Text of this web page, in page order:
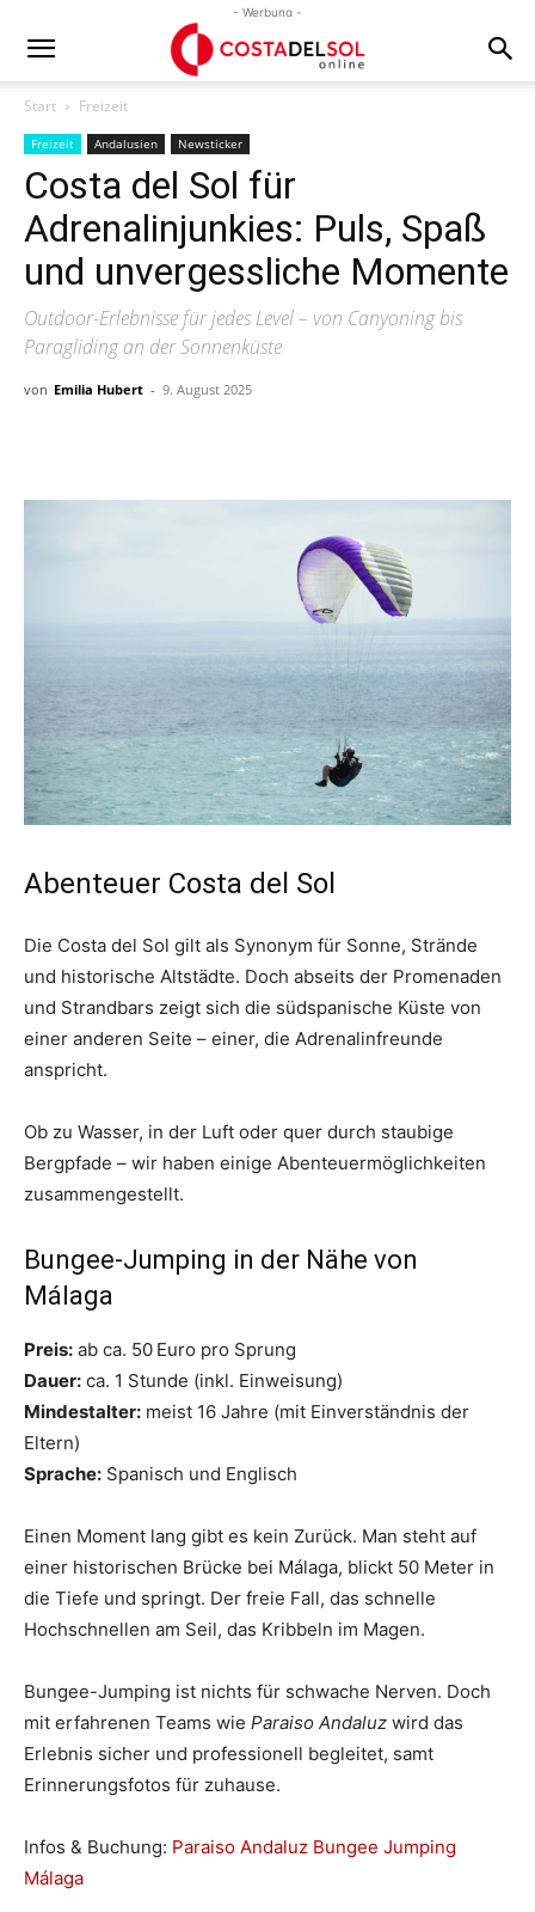
- Werbung -
Start Freizeit
Freizeit Andalusien Newsticker
Costa del Sol für
Adrenalinjunkies: Puls, Spaß
und unvergessliche Momente
Outdoor-Erlebnisse für jedes Level – von Canyoning bis
Paragliding an der Sonnenküste
von Emilia Hubert - 9. August 2025
Abenteuer Costa del Sol
Die Costa del Sol gilt als Synonym für Sonne, Strände
und historische Altstädte. Doch abseits der Promenaden
und Strandbars zeigt sich die südspanische Küste von
einer anderen Seite – einer, die Adrenalinfreunde
anspricht.
Ob zu Wasser, in der Luft oder quer durch staubige
Bergpfade – wir haben einige Abenteuermöglichkeiten
zusammengestellt.
Bungee-Jumping in der Nähe von
Málaga
Preis: ab ca. 50 Euro pro Sprung
Dauer: ca. 1 Stunde (inkl. Einweisung)
Mindestalter: meist 16 Jahre (mit Einverständnis der
Eltern)
Sprache: Spanisch und Englisch
Einen Moment lang gibt es kein Zurück. Man steht auf
einer historischen Brücke bei Málaga, blickt 50 Meter in
die Tiefe und springt. Der freie Fall, das schnelle
Hochschnellen am Seil, das Kribbeln im Magen.
Bungee-Jumping ist nichts für schwache Nerven. Doch
mit erfahrenen Teams wie Paraiso Andaluz wird das
Erlebnis sicher und professionell begleitet, samt
Erinnerungsfotos für zuhause.
Infos & Buchung: Paraiso Andaluz Bungee Jumping
Málaga